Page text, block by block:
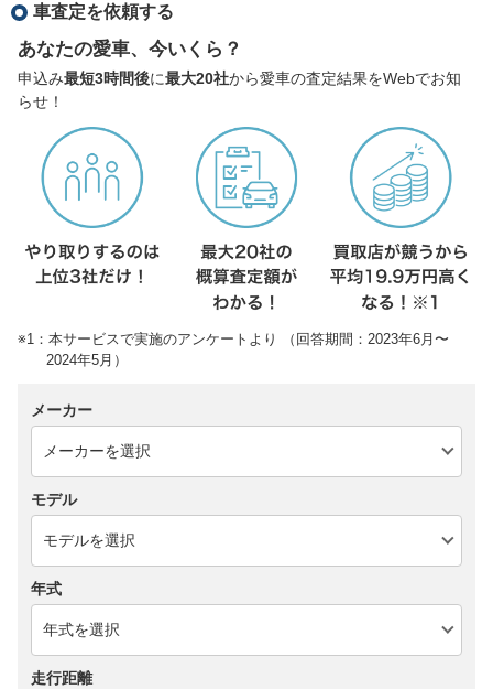
車査定を依頼する
あなたの愛車、今いくら？
申込み最短3時間後に最大20社から愛車の査定結果をWebでお知
らせ！
※1：本サービスで実施のアンケートより （回答期間：2023年6月〜
2024年5月）
メーカー
モデル
年式
走行距離